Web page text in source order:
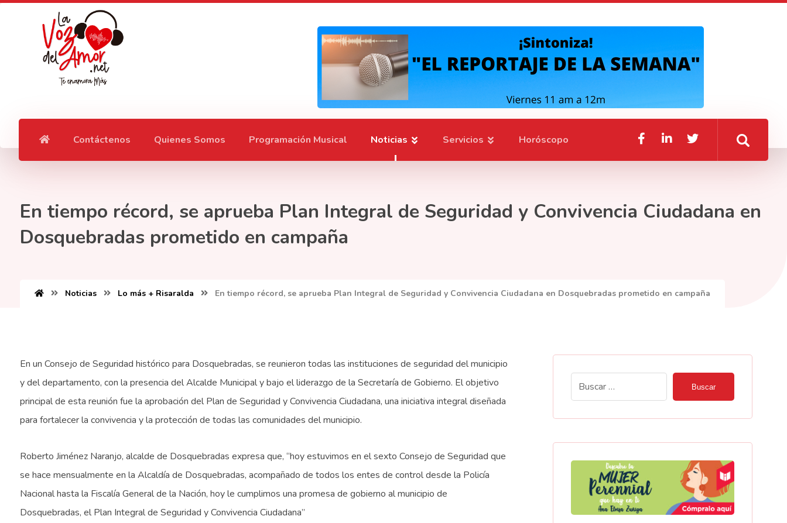
Contáctenos Quienes Somos Programación Musical Noticias Servicios Horóscopo
En tiempo récord, se aprueba Plan Integral de Seguridad y Convivencia Ciudadana en
Dosquebradas prometido en campaña
Noticias Lo más + Risaralda En tiempo récord, se aprueba Plan Integral de Seguridad y Convivencia Ciudadana en Dosquebradas prometido en campaña
En un Consejo de Seguridad histórico para Dosquebradas, se reunieron todas las instituciones de seguridad del municipio
y del departamento, con la presencia del Alcalde Municipal y bajo el liderazgo de la Secretaría de Gobierno. El objetivo
principal de esta reunión fue la aprobación del Plan de Seguridad y Convivencia Ciudadana, una iniciativa integral diseñada
para fortalecer la convivencia y la protección de todas las comunidades del municipio.
Roberto Jiménez Naranjo, alcalde de Dosquebradas expresa que, “hoy estuvimos en el sexto Consejo de Seguridad que
se hace mensualmente en la Alcaldía de Dosquebradas, acompañado de todos los entes de control desde la Policía
Nacional hasta la Fiscalía General de la Nación, hoy le cumplimos una promesa de gobierno al municipio de
Dosquebradas, el Plan Integral de Seguridad y Convivencia Ciudadana”
Buscar